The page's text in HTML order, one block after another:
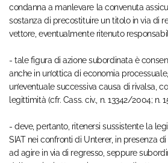
condanna a manlevare la convenuta
sostanza di precostituire un titolo in via di
vettore, eventualmente ritenuto
- tale figura di azione subordinata è
anche in un’ottica di economia
un’eventuale successiva causa di rivalsa,
legittimità (cfr. Cass. civ., n. 13342/2004; n.
- deve, pertanto, ritenersi sussistente la
SIAT nei confronti di Unterer, in presenza
ad agire in via di regresso, seppure